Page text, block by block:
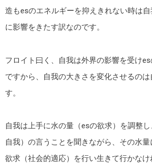
造もesのエネルギーを抑えきれない時は
に影響をきたす訳なのです。
フロイト曰く、自我は外界の影響を受け
ですから、自我の大きさを変化させるのは
す。
自我は上手に水の量（esの欲求）を調整
自我）の言うことを聞きながら、その水
欲求（社会的適応）を行い生きて行かな